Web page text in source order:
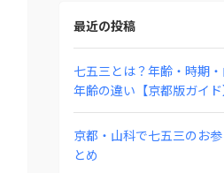
最近の投稿
七五三とは？年齢・時期
年齢の違い【京都版ガイド
京都・山科で七五三のお
とめ